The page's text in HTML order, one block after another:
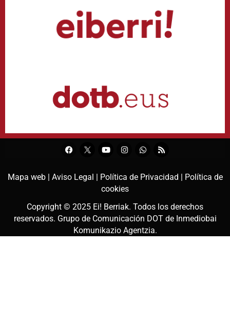
Mapa web | Aviso Legal | Política de Privacidad | Política de
cookies
Copyright © 2025 Ei! Berriak. Todos los derechos
reservados. Grupo de Comunicación DOT de Inmediobai
Komunikazio Agentzia.